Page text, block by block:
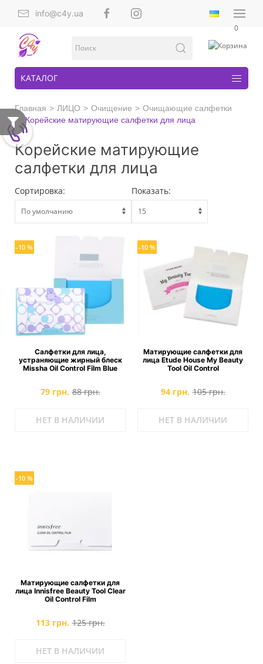
info@c4y.ua
0
КАТАЛОГ
Главная ЛИЦО Очищение
Очищающие салфетки
Корейские матирующие салфетки для лица
Корейские матирующие
салфетки для лица
Сортировка: Показать:
-10 %
Салфетки для лица,
устраняющие жирный блеск
Missha Oil Control Film Blue
79 грн. 88 грн.
НЕТ В НАЛИЧИИ
-10 %
Матирующие салфетки для
лица Etude House My Beauty
Tool Oil Control
94 грн. 105 грн.
НЕТ В НАЛИЧИИ
-10 %
Матирующие салфетки для
лица Innisfree Beauty Tool Clear
Oil Control Film
113 грн. 125 грн.
НЕТ В НАЛИЧИИ